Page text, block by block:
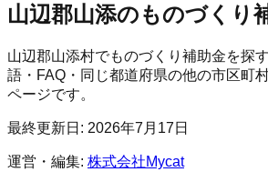
山辺郡山添のものづくり
山辺郡山添村でものづくり補助金を探
語・FAQ・同じ都道府県の他の市区町
ページです。
最終更新日: 2026年7月17日
運営・編集: 株式会社Mycat